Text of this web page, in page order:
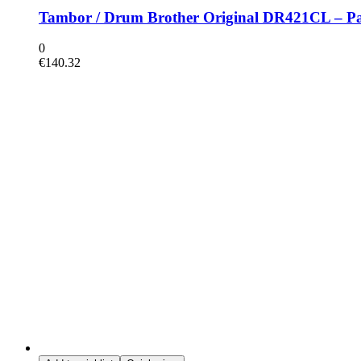
Tambor / Drum Brother Original DR421CL –
0
€140.32